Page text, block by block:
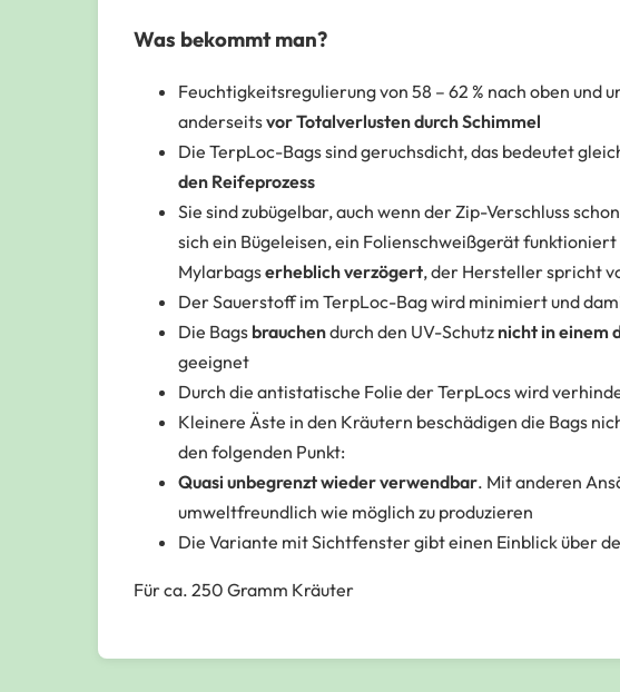
Was bekommt man?
Feuchtigkeitsregulierung von 58 – 62 % nach oben und
anderseitsvor Totalverlusten durch Schimmel
Die TerpLoc-Bags sind geruchsdicht, das bedeutet
den Reifeprozess
Sie sind zubügelbar, auch wenn der Zip-Verschluss
sich ein Bügeleisen, ein Folienschweißgerät
Mylarbagserheblich verzögert, der Hersteller spricht
Der Sauerstoff im TerpLoc-Bag wird minimiert und
Die Bags brauchendurch den UV-Schutz nicht in einem
geeignet
Durch die antistatische Folie der TerpLocs wird
Kleinere Äste in den Kräutern beschädigen die Bags
den folgenden Punkt:
Quasi unbegrenzt wieder verwendbar. Mit anderen
umweltfreundlich wie möglich zu produzieren
Die Variante mit Sichtfenster gibt einen Einblick über
Für ca. 250 Gramm Kräuter